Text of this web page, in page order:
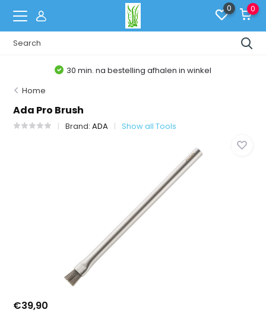
0 0
30 min. na bestelling afhalen in winkel
Home
Ada Pro Brush
Brand:ADA Show all Tools
€39,90